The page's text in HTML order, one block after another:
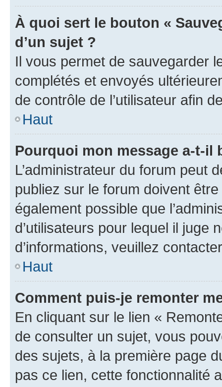
À quoi sert le bouton «
d’un sujet ?
Il vous permet de sauvegarder
complétés et envoyés
de contrôle de l’utilisateur afin
Haut
Pourquoi mon message a-t-il
L’administrateur du forum peut
publiez sur le forum doivent
également possible que
d’utilisateurs pour lequel il juge
d’informations, veuillez
Haut
Comment puis-je remonter
En cliquant sur le lien «
de consulter un sujet, vous
des sujets, à la première page
pas ce lien, cette fonctionnalité